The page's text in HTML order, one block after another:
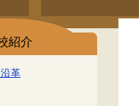
紹介
革